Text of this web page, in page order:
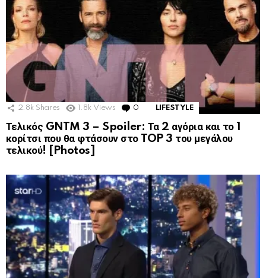
2.8k Shares 1.8k Views 0 Comments
LIFESTYLE
Τελικός GNTM 3 – Spoiler: Τα 2 αγόρια και το 1
κορίτσι που θα φτάσουν στο TOP 3 του μεγάλου
τελικού! [Photos]